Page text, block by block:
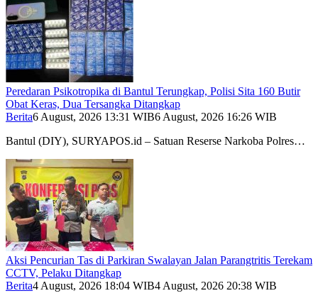
Peredaran Psikotropika di Bantul Terungkap, Polisi Sita 160 Butir
Obat Keras, Dua Tersangka Ditangkap
Berita6 August, 2026 13:31 WIB6 August, 2026 16:26 WIB
Bantul (DIY), SURYAPOS.id – Satuan Reserse Narkoba Polres…
Aksi Pencurian Tas di Parkiran Swalayan Jalan Parangtritis Terekam
CCTV, Pelaku Ditangkap
Berita4 August, 2026 18:04 WIB4 August, 2026 20:38 WIB